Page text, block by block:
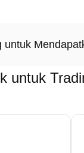
untuk
untuk